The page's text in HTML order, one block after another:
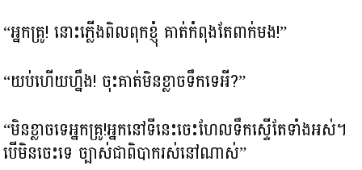
“អ្នកគ្រូ! នោះភ្លើងពិលពុកខ្ញុំ គាត់កំពុងតែពាក់មង!”
“យប់ហើយហ្នឹង! ចុះគាត់មិនខ្លាចទឹកទេអី?”
“មិនខ្លាចទេអ្នកគ្រូ!អ្នកនៅទីនេះចេះហែលទឹកស្ទើតែទាំងអស់។
បើមិនចេះទេ ច្បាស់ជាពិបាករស់នៅណាស់”